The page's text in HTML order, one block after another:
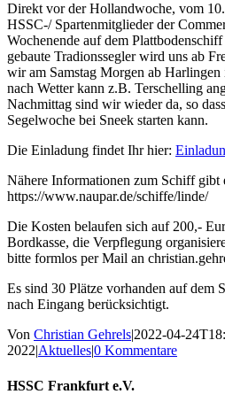
Direkt vor der Hollandwoche, vom
HSSC-/ Spartenmitglieder der
Wochenende auf dem
gebaute Tradionssegler wird uns ab
wir am Samstag Morgen ab Harlingen
nach Wetter kann z.B. Terschelling
Nachmittag sind wir wieder da, so
Segelwoche bei Sneek starten kann.
Die Einladung findet Ihr hier:
Nähere Informationen zum Schiff gibt
https://www.naupar.de/schiffe/linde/
Die Kosten belaufen sich auf 200,-
Bordkasse, die Verpflegung
bitte formlos per Mail an
Es sind 30 Plätze vorhanden auf dem
nach Eingang berücksichtigt.
Von Christian Gehrels|2022-04-
2022|Aktuelles|0 Kommentare
Facebook
X
E-
HSSC Frankfurt e.V.